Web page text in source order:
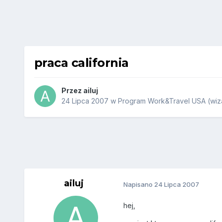
praca california
Przez ailuj
24 Lipca 2007 w Program Work&Travel USA
ailuj Napisano 24 Lipca 2007
hej,